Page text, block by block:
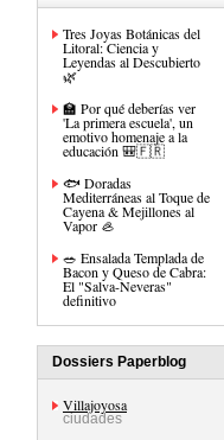
Tres Joyas Botánicas del
Litoral: Ciencia y
Leyendas al Descubierto
🌿
🏫 Por qué deberías ver
'La primera escuela', un
emotivo homenaje a la
educación 🎒🇫🇷
🐟 Doradas
Mediterráneas al Toque de
Cayena & Mejillones al
Vapor 🦪
🥗 Ensalada Templada de
Bacon y Queso de Cabra:
El "Salva-Neveras"
definitivo
Dossiers Paperblog
Villajoyosa
ciudades